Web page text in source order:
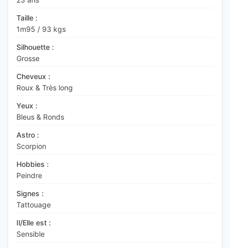
Taille :
1m95 / 93 kgs
Silhouette :
Grosse
Cheveux :
Roux & Très long
Yeux :
Bleus & Ronds
Astro :
Scorpion
Hobbies :
Peindre
Signes :
Tattouage
Il/Elle est :
Sensible